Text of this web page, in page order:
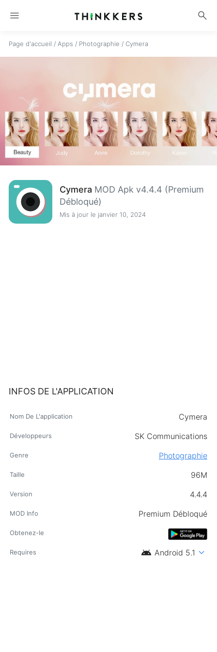
menu search
Page d'accueil / Apps / Photographie / Cymera
Cymera MOD Apk v4.4.4 (Premium
Débloqué)
Mis à jour le janvier 10, 2024
INFOS DE L'APPLICATION
Nom De L'application Cymera
Développeurs SK Communications
Genre Photographie
Taille 96M
Version 4.4.4
MOD Info Premium Débloqué
Obtenez-le
Requires android Android 5.1 expand_more